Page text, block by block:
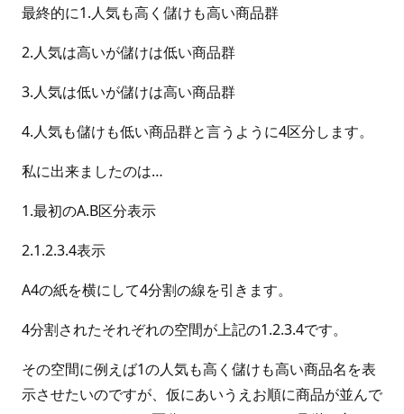
最終的に1.人気も高く儲けも高い商品群
2.人気は高いが儲けは低い商品群
3.人気は低いが儲けは高い商品群
4.人気も儲けも低い商品群と言うように4区分します。
私に出来ましたのは…
1.最初のA.B区分表示
2.1.2.3.4表示
A4の紙を横にして4分割の線を引きます。
4分割されたそれぞれの空間が上記の1.2.3.4です。
その空間に例えば1の人気も高く儲けも高い商品名を表
示させたいのですが、仮にあいうえお順に商品が並んで